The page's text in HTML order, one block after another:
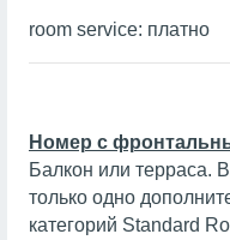
room service: платно
Номер с
Балкон или терраса.
только одно
категорий Standard